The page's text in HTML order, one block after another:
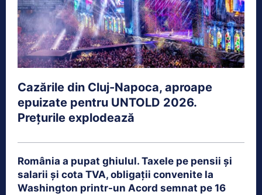
Cazările din Cluj-Napoca, aproape
epuizate pentru UNTOLD 2026.
Prețurile explodează
România a pupat ghiulul. Taxele pe pensii și
salarii și cota TVA, obligații convenite la
Washington printr-un Acord semnat pe 16